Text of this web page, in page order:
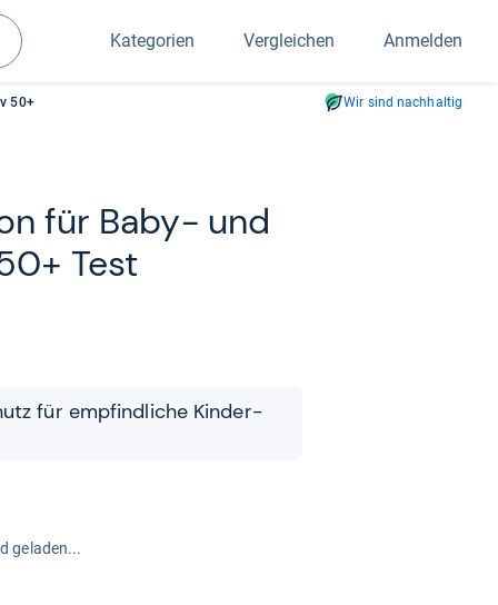
Kategorien Vergleichen Anmelden
50+ Wir sind nachhaltig
für Baby-​ und
Test
für emp­find­li­che Kin­der­
geladen...